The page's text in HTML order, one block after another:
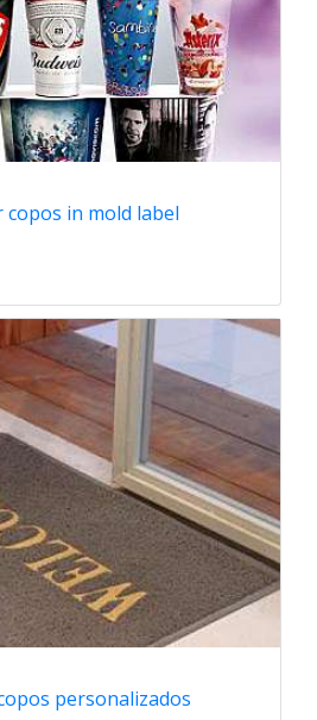
copos in mold label
personalizados